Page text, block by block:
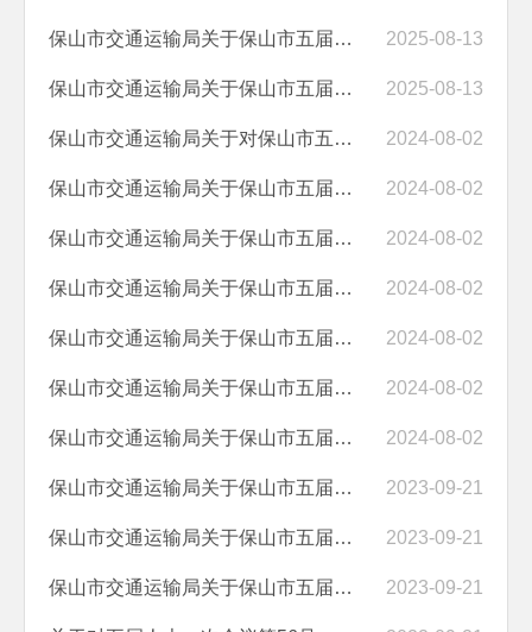
保山市交通运输局关于保山市五届人大五次会议第JY050005050017号建议答... 2025-08-13
保山市交通运输局关于保山市五届人大五次会议第JY050005050014号建议答... 2025-08-13
保山市交通运输局关于对保山市五届人大三次会议第51号建议答复的函 2024-08-02
保山市交通运输局关于保山市五届人大四次会议第JY050005040042号建议答... 2024-08-02
保山市交通运输局关于保山市五届人大四次会议第JY050005040029号建议答... 2024-08-02
保山市交通运输局关于保山市五届人大四次会议第JY050005040019号建议答... 2024-08-02
保山市交通运输局关于保山市五届人大四次会议第JY050005040008号建议答... 2024-08-02
保山市交通运输局关于保山市五届人大四次会议第JY050005040004号建议答... 2024-08-02
保山市交通运输局关于保山市五届人大四次会议第 JY050005040076号建议答... 2024-08-02
保山市交通运输局关于保山市五届人大三次会议第78号建议答复的函 2023-09-21
保山市交通运输局关于保山市五届人大三次会议第69号建议答复的函 2023-09-21
保山市交通运输局关于保山市五届人大三次会议第51号建议答复的函 2023-09-21